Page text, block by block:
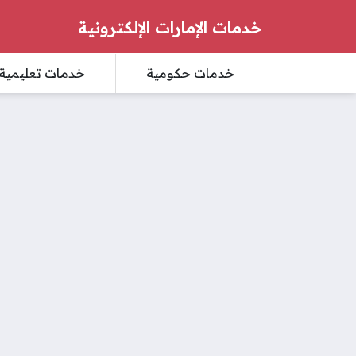
خدمات الإمارات الإلكترونية
خدمات حكومية خدمات تعليمية